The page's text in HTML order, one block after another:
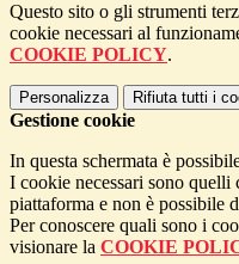
Questo sito o gli strumenti
cookie necessari al
COOKIE POLICY.
Personalizza Rifiuta tutti i
Gestione cookie
In questa schermata è
I cookie necessari sono
piattaforma e non è possibile
Per conoscere quali sono i
visionare la COOKIE